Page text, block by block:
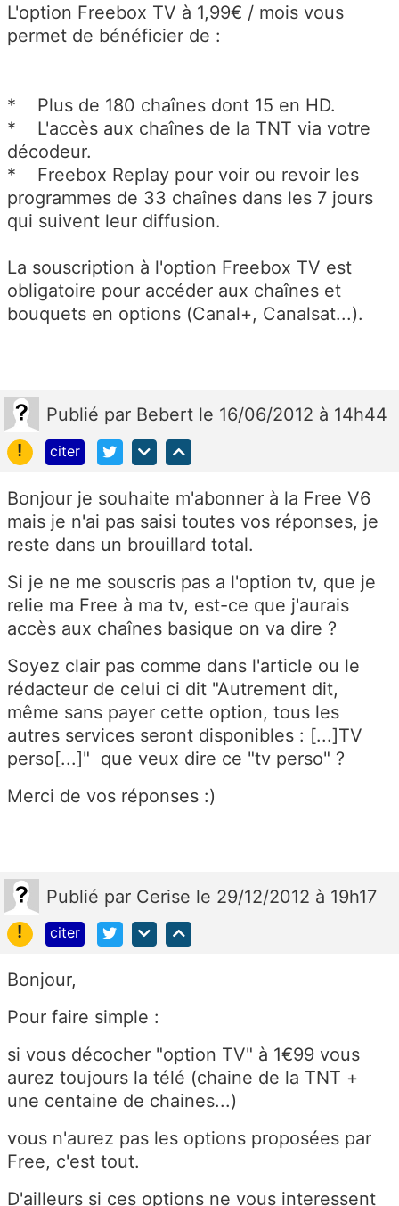
L'option Freebox TV à 1,99€ / mois vous
permet de bénéficier de :
* Plus de 180 chaînes dont 15 en HD.
* L'accès aux chaînes de la TNT via votre
décodeur.
* Freebox Replay pour voir ou revoir les
programmes de 33 chaînes dans les 7 jours
qui suivent leur diffusion.
La souscription à l'option Freebox TV est
obligatoire pour accéder aux chaînes et
bouquets en options (Canal+, Canalsat...).
Publié par Bebert le 16/06/2012 à 14h44
!
citer
Bonjour je souhaite m'abonner à la Free V6
mais je n'ai pas saisi toutes vos réponses, je
reste dans un brouillard total.
Si je ne me souscris pas a l'option tv, que je
relie ma Free à ma tv, est-ce que j'aurais
accès aux chaînes basique on va dire ?
Soyez clair pas comme dans l'article ou le
rédacteur de celui ci dit "Autrement dit,
même sans payer cette option, tous les
autres services seront disponibles : [...]TV
perso[...]" que veux dire ce "tv perso" ?
Merci de vos réponses :)
Publié par Cerise le 29/12/2012 à 19h17
!
citer
Bonjour,
Pour faire simple :
si vous décocher "option TV" à 1€99 vous
aurez toujours la télé (chaine de la TNT +
une centaine de chaines...)
vous n'aurez pas les options proposées par
Free, c'est tout.
D'ailleurs si ces options ne vous interessent